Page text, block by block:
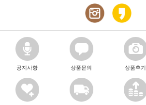
공지사항 상품문의 상품후기